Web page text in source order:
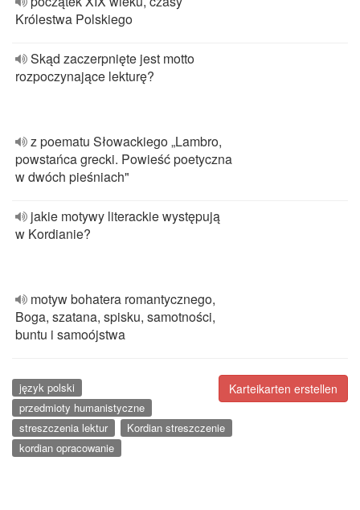
Królestwa Polskiego
Skąd zaczerpnięte jest motto
rozpoczynające lekturę?
z poematu Słowackiego „Lambro,
powstańca grecki. Powieść poetyczna
w dwóch pieśniach"
jakie motywy literackie występują
w Kordianie?
motyw bohatera romantycznego,
Boga, szatana, spisku, samotności,
buntu i samoójstwa
Karteikarten erstellen
język polski
przedmioty humanistyczne
streszczenia lektur
Kordian streszczenie
kordian opracowanie